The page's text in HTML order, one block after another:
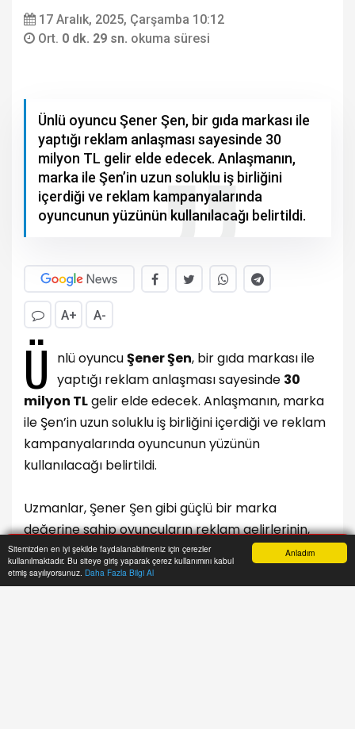
Anladım
Sitemizden en iyi şekilde faydalanabilmeniz için çerezler
kullanılmaktadır. Bu siteye giriş yaparak çerez kullanımını kabul
etmiş sayılıyorsunuz. Daha Fazla Bilgi Al
17 Aralık, 2025, Çarşamba 10:12
Ort. 0 dk. 29 sn. okuma süresi
Ünlü oyuncu Şener Şen, bir gıda markası ile
yaptığı reklam anlaşması sayesinde 30
milyon TL gelir elde edecek. Anlaşmanın,
marka ile Şen’in uzun soluklu iş birliğini
içerdiği ve reklam kampanyalarında
oyuncunun yüzünün kullanılacağı belirtildi.
A-
Ü nlü oyuncu Şener Şen
, bir gıda markası ile
yaptığı reklam anlaşması sayesinde30
milyon TLgelir elde edecek. Anlaşmanın, marka
ile Şen’in uzun soluklu iş birliğini içerdiği ve reklam
Anasayfa Yazarlar Haber Ara İhbar Hattı Menu